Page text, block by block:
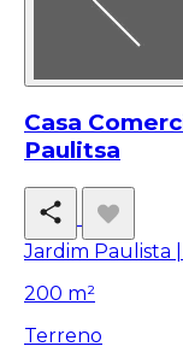
Casa
Paulitsa
Jardim Paulista
200 m²
Terreno